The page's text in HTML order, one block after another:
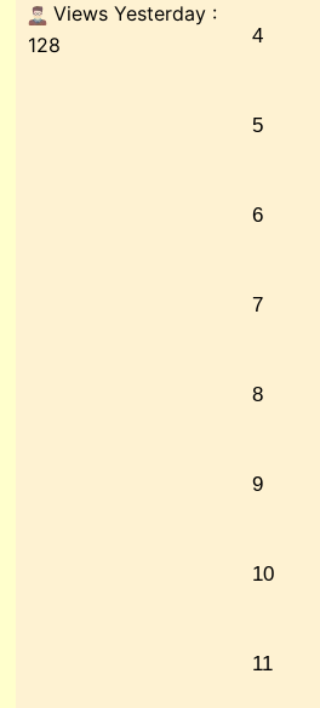
Views Yesterday :
128
4
5
6
7
8
9
10
11